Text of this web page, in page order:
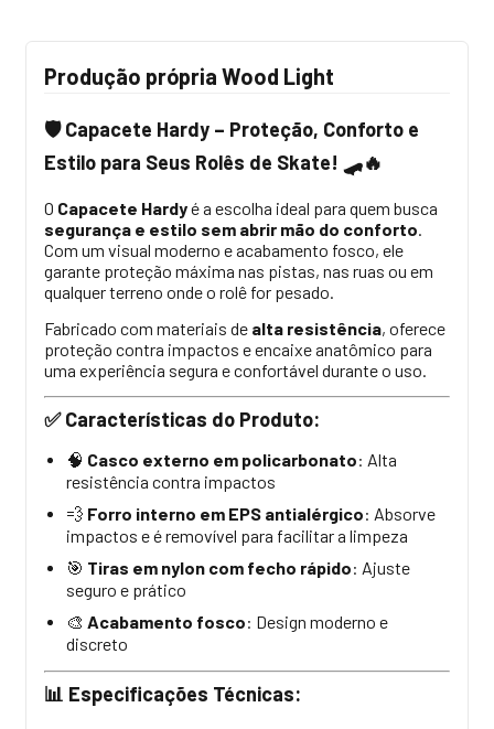
Produção própria Wood Light
🛡️ Capacete Hardy – Proteção, Conforto e
Estilo para Seus Rolês de Skate! 🛹🔥
O Capacete Hardyé a escolha ideal para quem busca
segurança e estilo sem abrir mão do conforto.
Com um visual moderno e acabamento fosco, ele
garante proteção máxima nas pistas, nas ruas ou em
qualquer terreno onde o rolê for pesado.
Fabricado com materiais de alta resistência, oferece
proteção contra impactos e encaixe anatômico para
uma experiência segura e confortável durante o uso.
✅Características do Produto:
🧠 Casco externo em policarbonato: Alta
resistência contra impactos
💨 Forro interno em EPS antialérgico: Absorve
impactos e é removível para facilitar a limpeza
🎯 Tiras em nylon com fecho rápido: Ajuste
seguro e prático
🎨 Acabamento fosco: Design moderno e
discreto
📊 Especificações Técnicas: